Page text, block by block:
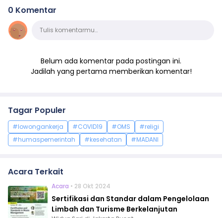
0 Komentar
KomentarTulis komentarmu…
Belum ada komentar pada postingan ini.
Jadilah yang pertama memberikan komentar!
Tagar Populer
#lowongankerja #COVID19 #OMS
#religi
#humaspemerintah
#kesehatan #MADANI
Acara Terkait
Acara • 28 Okt 2024
Sertifikasi dan Standar dalam Pengelolaan
Limbah dan Turisme Berkelanjutan